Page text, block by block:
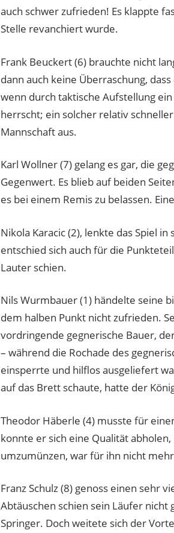
auch schwer zufrieden! Es klappte
Stelle revanchiert wurde.
Frank Beuckert (6) brauchte nicht
dann auch keine Überraschung,
wenn durch taktische Aufstellung
herrscht; ein solcher relativ
Mannschaft aus.
Karl Wollner (7) gelang es gar, die
Gegenwert. Es blieb auf beiden
es bei einem Remis zu belassen.
Nikola Karacic (2), lenkte das Spiel
entschied sich auch für die
Lauter schien.
Nils Wurmbauer (1) händelte seine
dem halben Punkt nicht zufrieden.
vordringende gegnerische Bauer,
– während die Rochade des
einsperrte und hilflos ausgeliefert
auf das Brett schaute, hatte der
Theodor Häberle (4) musste für
konnte er sich eine Qualität
umzumünzen, war für ihn nicht
Franz Schulz (8) genoss einen sehr
Abtäuschen schien sein Läufer
Springer. Doch weitete sich der